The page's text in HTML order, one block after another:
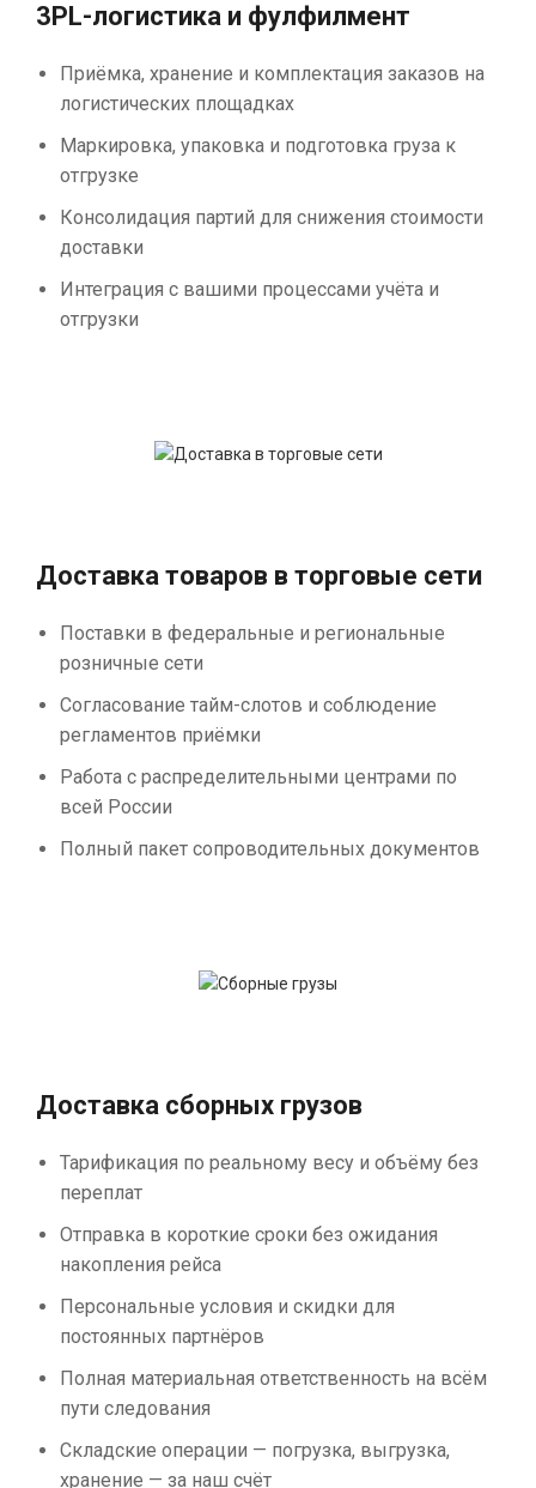
3PL-логистика и фулфилмент
Приёмка, хранение и комплектация заказов на
логистических площадках
Маркировка, упаковка и подготовка груза к
отгрузке
Консолидация партий для снижения стоимости
доставки
Интеграция с вашими процессами учёта и
отгрузки
Доставка товаров в торговые сети
Поставки в федеральные и региональные
розничные сети
Согласование тайм-слотов и соблюдение
регламентов приёмки
Работа с распределительными центрами по
всей России
Полный пакет сопроводительных документов
Доставка сборных грузов
Тарификация по реальному весу и объёму без
переплат
Отправка в короткие сроки без ожидания
накопления рейса
Персональные условия и скидки для
постоянных партнёров
Полная материальная ответственность на всём
пути следования
Складские операции — погрузка, выгрузка,
хранение — за наш счёт